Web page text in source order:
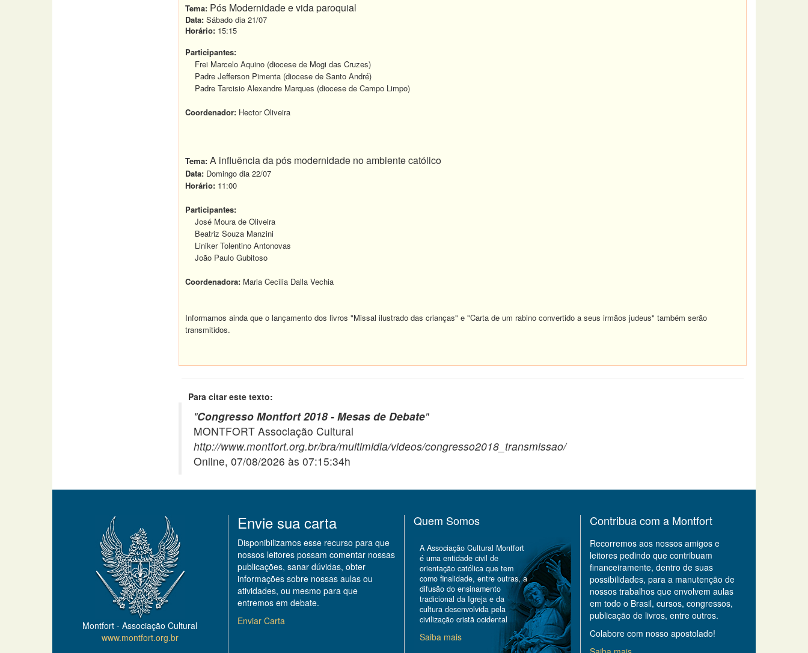
Tema: Pós Modernidade e vida paroquial
Data: Sábado dia 21/07
Horário: 15:15
Participantes:
Frei Marcelo Aquino (diocese de Mogi das Cruzes)
Padre Jefferson Pimenta (diocese de Santo André)
Padre Tarcisio Alexandre Marques (diocese de Campo Limpo)
Coordenador: Hector Oliveira
Tema: A influência da pós modernidade no ambiente católico
Data: Domingo dia 22/07
Horário: 11:00
Participantes:
José Moura de Oliveira
Beatriz Souza Manzini
Liniker Tolentino Antonovas
João Paulo Gubitoso
Coordenadora: Maria Cecilia Dalla Vechia
Informamos ainda que o lançamento dos livros "Missal ilustrado das crianças" e "Carta de um rabino convertido a seus irmãos judeus" também serão
transmitidos.
Para citar este texto:
"Congresso Montfort 2018 - Mesas de Debate"
MONTFORT Associação Cultural
http://www.montfort.org.br/bra/multimidia/videos/congresso2018_transmissao/
Online, 07/08/2026 às 07:15:34h
Montfort - Associação Cultural
www.montfort.org.br
Envie sua carta
Disponibilizamos esse recurso para que
nossos leitores possam comentar nossas
publicações, sanar dúvidas, obter
informações sobre nossas aulas ou
atividades, ou mesmo para que
entremos em debate.
Enviar Carta
Quem Somos
A Associação Cultural Montfort
é uma entidade civil de
orientação católica que tem
como finalidade, entre outras, a
difusão do ensinamento
tradicional da Igreja e da
cultura desenvolvida pela
civilização cristã ocidental
Saiba mais
Contribua com a Montfort
Recorremos aos nossos amigos e
leitores pedindo que contribuam
financeiramente, dentro de suas
possibilidades, para a manutenção de
nossos trabalhos que envolvem aulas
em todo o Brasil, cursos, congressos,
publicação de livros, entre outros.
Colabore com nosso apostolado!